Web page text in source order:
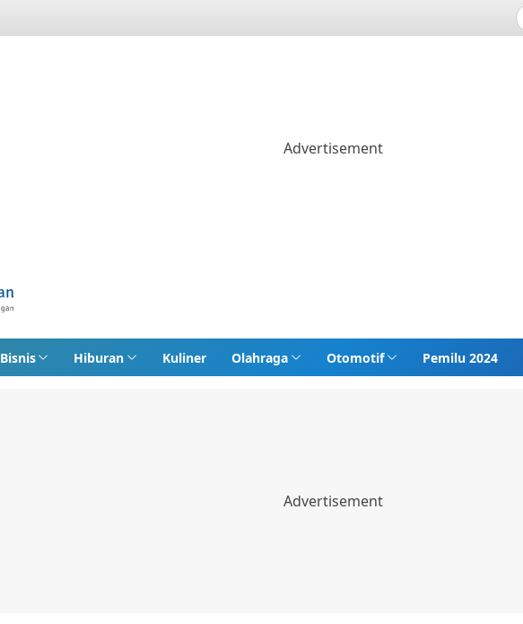
Bisnis Hiburan Kuliner Olahraga Otomotif Pemilu 2024